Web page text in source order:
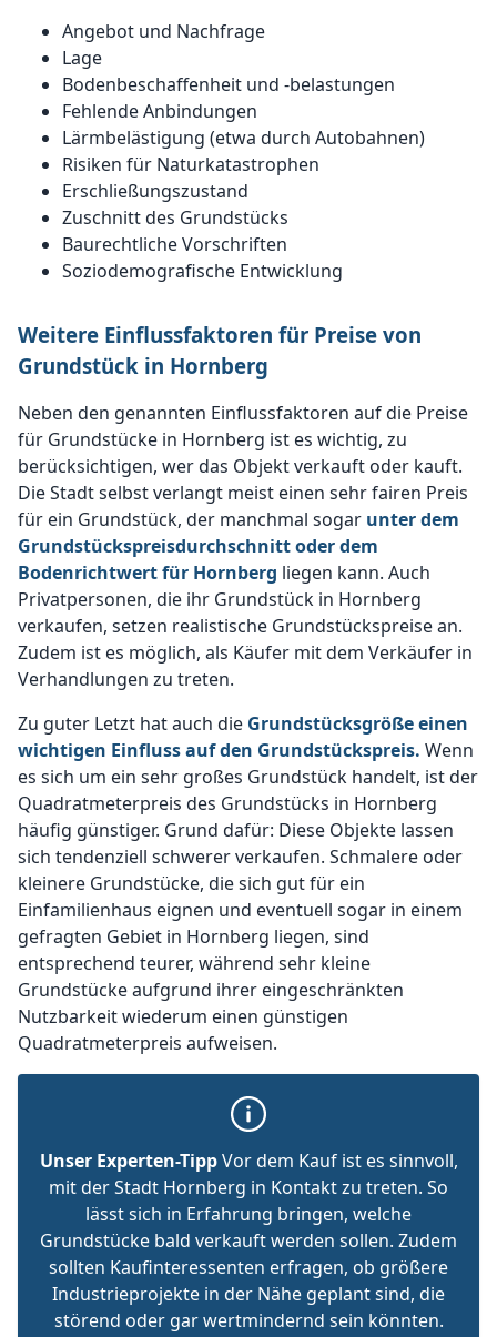
Angebot und Nachfrage
Lage
Bodenbeschaffenheit und -belastungen
Fehlende Anbindungen
Lärmbelästigung (etwa durch Autobahnen)
Risiken für Naturkatastrophen
Erschließungszustand
Zuschnitt des Grundstücks
Baurechtliche Vorschriften
Soziodemografische Entwicklung
Weitere Einflussfaktoren für Preise von
Grundstück in Hornberg
Neben den genannten Einflussfaktoren auf die Preise
für Grundstücke in Hornberg ist es wichtig, zu
berücksichtigen, wer das Objekt verkauft oder kauft.
Die Stadt selbst verlangt meist einen sehr fairen Preis
für ein Grundstück, der manchmal sogar unter dem
Grundstückspreisdurchschnitt oder dem
Bodenrichtwert für Hornberg liegen kann. Auch
Privatpersonen, die ihr Grundstück in Hornberg
verkaufen, setzen realistische Grundstückspreise an.
Zudem ist es möglich, als Käufer mit dem Verkäufer in
Verhandlungen zu treten.
Zu guter Letzt hat auch die Grundstücksgröße einen
wichtigen Einfluss auf den Grundstückspreis. Wenn
es sich um ein sehr großes Grundstück handelt, ist der
Quadratmeterpreis des Grundstücks in Hornberg
häufig günstiger. Grund dafür: Diese Objekte lassen
sich tendenziell schwerer verkaufen. Schmalere oder
kleinere Grundstücke, die sich gut für ein
Einfamilienhaus eignen und eventuell sogar in einem
gefragten Gebiet in Hornberg liegen, sind
entsprechend teurer, während sehr kleine
Grundstücke aufgrund ihrer eingeschränkten
Nutzbarkeit wiederum einen günstigen
Quadratmeterpreis aufweisen.
Unser Experten-TippVor dem Kauf ist es sinnvoll,
mit der Stadt Hornberg in Kontakt zu treten. So
lässt sich in Erfahrung bringen, welche
Grundstücke bald verkauft werden sollen. Zudem
sollten Kaufinteressenten erfragen, ob größere
Industrieprojekte in der Nähe geplant sind, die
störend oder gar wertmindernd sein könnten.